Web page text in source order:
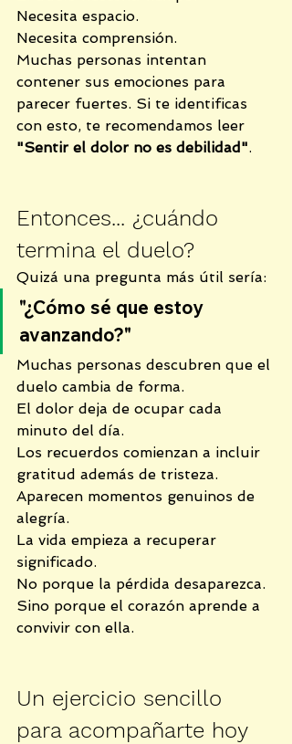
Necesita espacio.
Necesita comprensión.
Muchas personas intentan
contener sus emociones para
parecer fuertes. Si te identificas
con esto, te recomendamos leer
"Sentir el dolor no es debilidad".
Entonces... ¿cuándo
termina el duelo?
Quizá una pregunta más útil sería:
"¿Cómo sé que estoy
avanzando?"
Muchas personas descubren que el
duelo cambia de forma.
El dolor deja de ocupar cada
minuto del día.
Los recuerdos comienzan a incluir
gratitud además de tristeza.
Aparecen momentos genuinos de
alegría.
La vida empieza a recuperar
significado.
No porque la pérdida desaparezca.
Sino porque el corazón aprende a
convivir con ella.
Un ejercicio sencillo
para acompañarte hoy